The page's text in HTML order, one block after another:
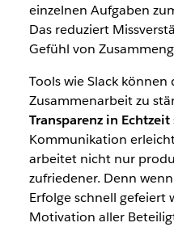
einzelnen Aufgaben
Das reduziert
Gefühl von
Tools wie Slack
Zusammenarbeit zu
Transparenz in Echtzeit
Kommunikation
arbeitet nicht nur
zufriedener. Denn
Erfolge schnell gefeiert
Motivation aller